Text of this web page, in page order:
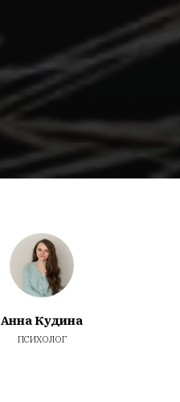
Анна Кудина
ПСИХОЛОГ